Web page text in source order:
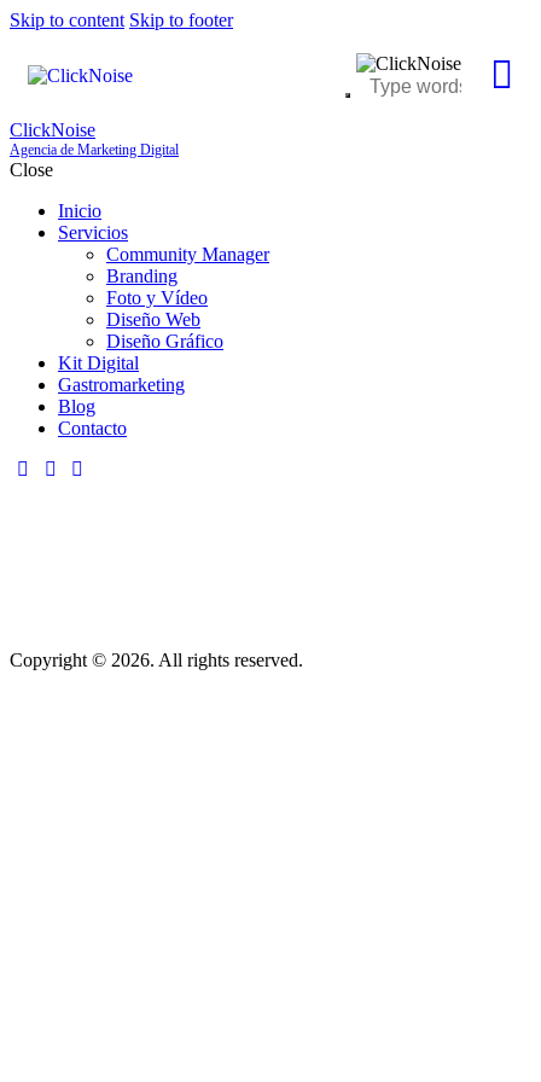
Skip to content Skip to footer
ClickNoise
Agencia de Marketing Digital
Close
Inicio
Servicios
Community Manager
Branding
Foto y Vídeo
Diseño Web
Diseño Gráfico
Kit Digital
Gastromarketing
Blog
Contacto
Copyright © 2026. All rights reserved.